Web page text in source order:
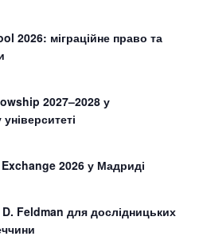
2026: міграційне право та
2027–2028 у
2026 у Мадриді
D. Feldman для дослідницьких